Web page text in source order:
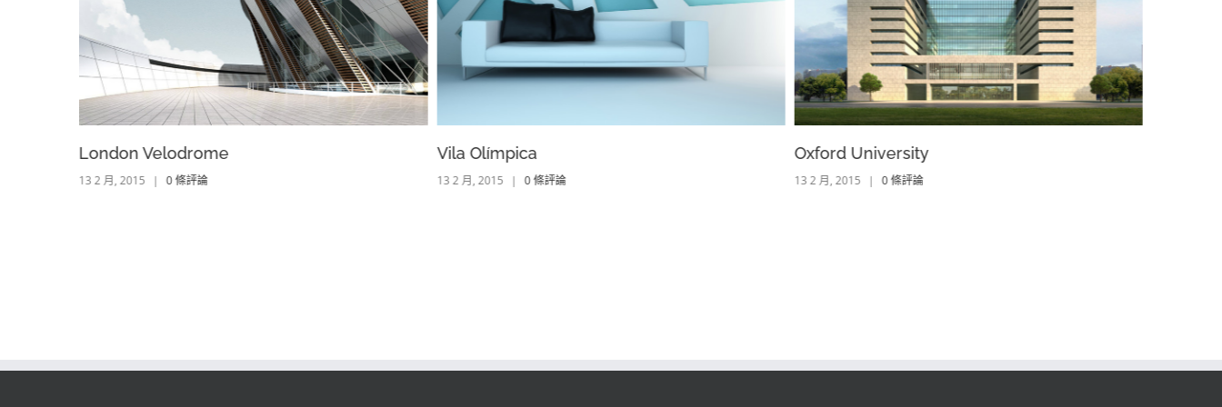
London Velodrome
13 2 月, 2015 | 0 條評論
Vila Olímpica
13 2 月, 2015 | 0 條評論
Oxford University
13 2 月, 2015 | 0 條評論